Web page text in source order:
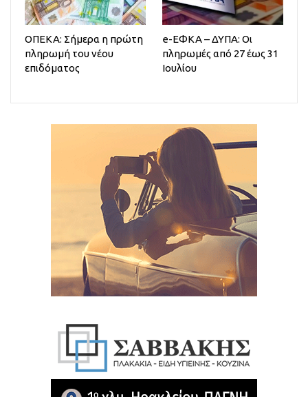
ΟΠΕΚΑ: Σήμερα η πρώτη
πληρωμή του νέου
επιδόματος
e-ΕΦΚΑ – ΔΥΠΑ: Οι
πληρωμές από 27 έως 31
Ιουλίου